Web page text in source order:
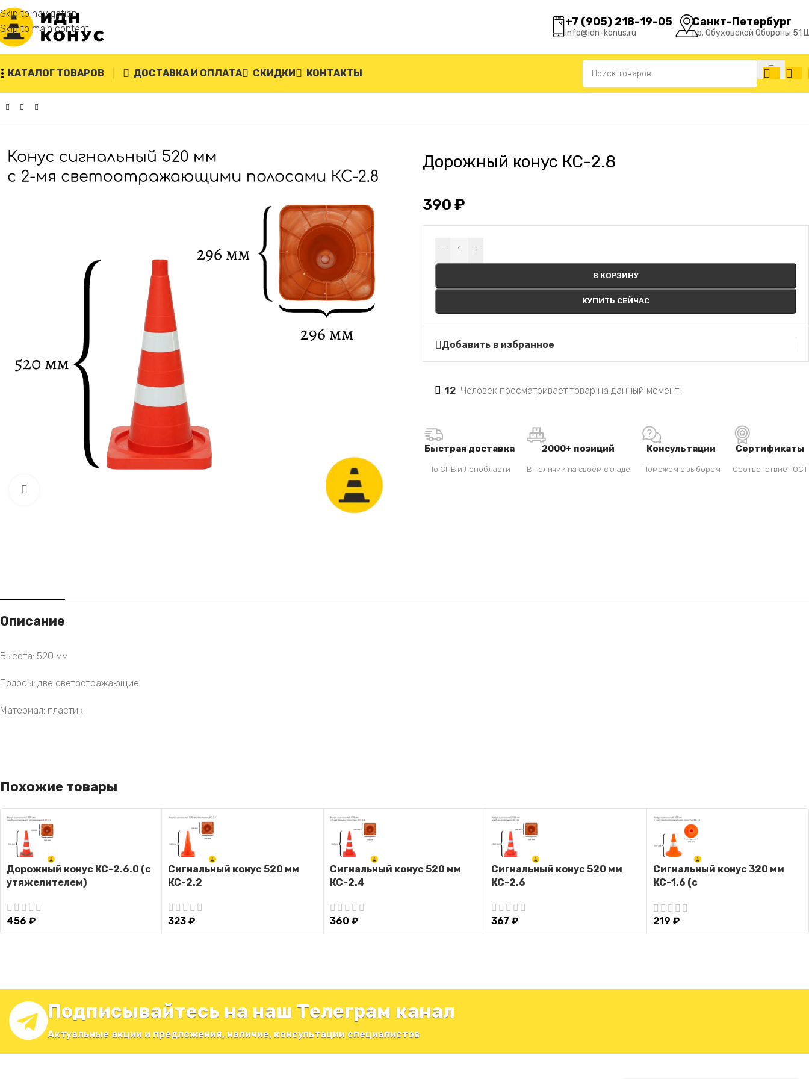
Skip to navigation
Skip to main content
+7 (905) 218-19-05
info@idn-konus.ru
Санкт-Петербург
пр. Обуховской Обороны 51
КАТАЛОГ ТОВАРОВ ДОСТАВКА И ОПЛАТА СКИДКИ
КОНТАКТЫ
Дорожный конус КС-2.8
390 ₽
- +
В КОРЗИНУ
КУПИТЬ СЕЙЧАС
Alternative:
Добавить в избранное
12 Человек просматривает товар на данный момент!
Быстрая доставка
По СПБ и Ленобласти
2000+ позиций
В наличии на своём складе
Консультации
Поможем с выбором
Сертификаты
Соответствие ГОСТ
Описание
Высота: 520 мм
Полосы: две светоотражающие
Материал: пластик
Похожие товары
Дорожный конус КС-2.6.0 (с
утяжелителем)
456 ₽
Сигнальный конус 520 мм
КС-2.2
323₽
Сигнальный конус 520 мм
КС-2.4
360 ₽
Сигнальный конус 520 мм
КС-2.6
367₽
Сигнальный конус 320 мм
КС-1.6 (с
полосами)
219 ₽
Подписывайтесь на наш Телеграм канал
Актуальные акции и предложения, наличие, консультации специалистов